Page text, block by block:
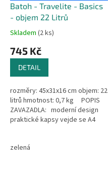
Batoh - Travelite - Basics
- objem 22 Litrů
Průměrné
produktu
5
hvězdiček.
Skladem (2 ks)
745 Kč
DETAIL
rozměry: 45x31x16 cm objem: 22
litrů hmotnost: 0,7 kg POPIS
ZAVAZADLA: moderní design
praktické kapsy vejde se A4
zelená